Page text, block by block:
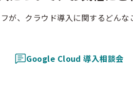
が、クラウド導入に関するどんな
Google Cloud 導入相談会